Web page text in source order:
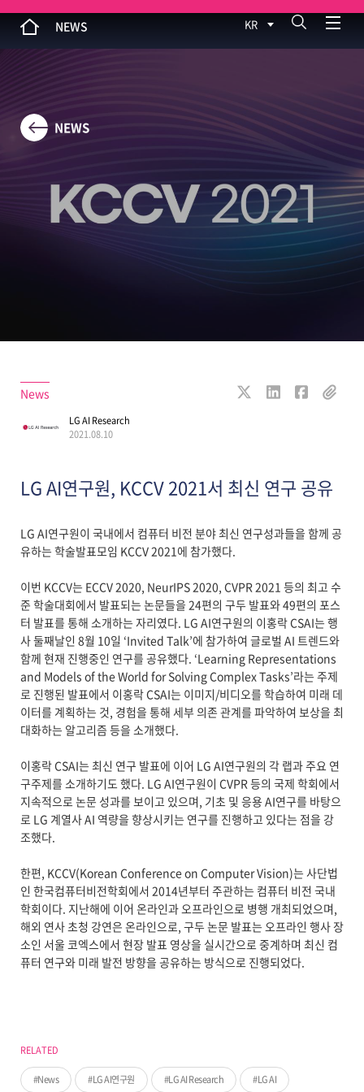
NEWS KR
NEWS
RELATED
News LG AI연구원 LG AI Research LG AI
News
LG AI Research
2021.08.10
LG AI연구원, KCCV 2021서 최신 연구 공유
LG AI연구원이 국내에서 컴퓨터 비전 분야 최신 연구성과들을 함께 공
유하는 학술발표모임 KCCV 2021에 참가했다.
이번 KCCV는 ECCV 2020, NeurIPS 2020, CVPR 2021 등의 최고 수
준 학술대회에서 발표되는 논문들을 24편의 구두 발표와 49편의 포스
터 발표를 통해 소개하는 자리였다. LG AI연구원의 이홍락 CSAI는 행
사 둘째날인 8월 10일 ‘Invited Talk’에 참가하여 글로벌 AI 트렌드와
함께 현재 진행중인 연구를 공유했다. ‘Learning Representations
and Models of the World for Solving Complex Tasks’라는 주제
로 진행된 발표에서 이홍락 CSAI는 이미지/비디오를 학습하여 미래 데
이터를 계획하는 것, 경험을 통해 세부 의존 관계를 파악하여 보상을 최
대화하는 알고리즘 등을 소개했다.
이홍락 CSAI는 최신 연구 발표에 이어 LG AI연구원의 각 랩과 주요 연
구주제를 소개하기도 했다. LG AI연구원이 CVPR 등의 국제 학회에서
지속적으로 논문 성과를 보이고 있으며, 기초 및 응용 AI연구를 바탕으
로 LG 계열사 AI 역량을 향상시키는 연구를 진행하고 있다는 점을 강
조했다.
한편, KCCV(Korean Conference on Computer Vision)는 사단법
인 한국컴퓨터비전학회에서 2014년부터 주관하는 컴퓨터 비전 국내
학회이다. 지난해에 이어 온라인과 오프라인으로 병행 개최되었으며,
해외 연사 초청 강연은 온라인으로, 구두 논문 발표는 오프라인 행사 장
소인 서울 코엑스에서 현장 발표 영상을 실시간으로 중계하며 최신 컴
퓨터 연구와 미래 발전 방향을 공유하는 방식으로 진행되었다.